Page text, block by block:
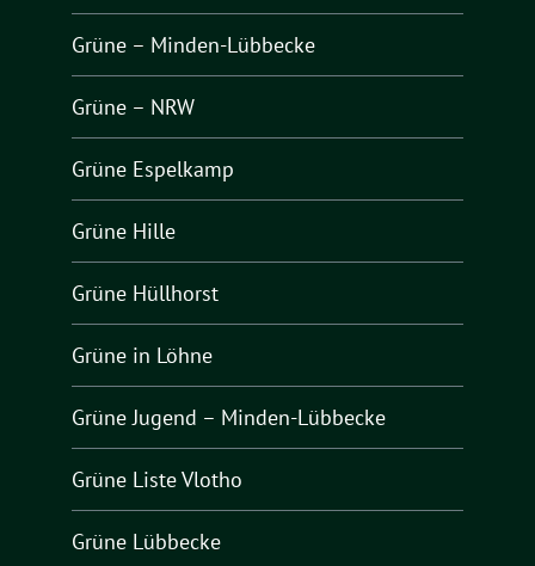
Grüne – Minden-Lübbecke
Grüne – NRW
Grüne Espelkamp
Grüne Hille
Grüne Hüllhorst
Grüne in Löhne
Grüne Jugend – Minden-Lübbecke
Grüne Liste Vlotho
Grüne Lübbecke